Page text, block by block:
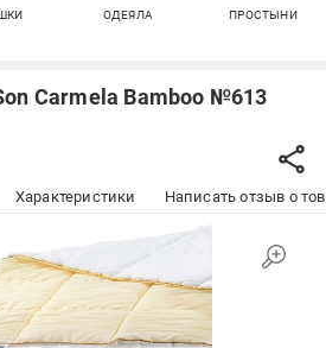
ОДЕЯЛА ПРОСТЫНИ
Carmela Bamboo №613
Характеристики Написать отзыв о